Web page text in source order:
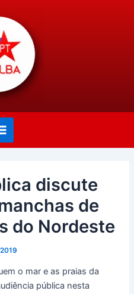
discute
de
do Nordeste
o mar e as praias da
pública nesta